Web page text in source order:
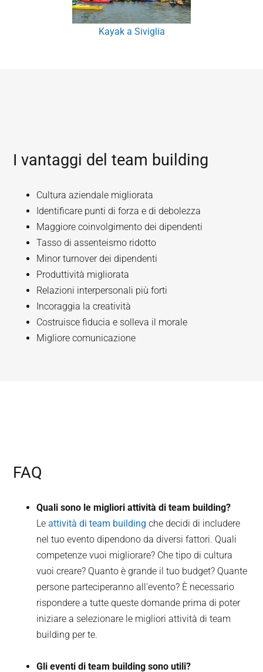
Kayak a Siviglia
I vantaggi del team building
Cultura aziendale migliorata
Identificare punti di forza e di debolezza
Maggiore coinvolgimento dei dipendenti
Tasso di assenteismo ridotto
Minor turnover dei dipendenti
Produttività migliorata
Relazioni interpersonali più forti
Incoraggia la creatività
Costruisce fiducia e solleva il morale
Migliore comunicazione
FAQ
Quali sono le migliori attività di team building?
Leattività di team building che decidi di includere
nel tuo evento dipendono da diversi fattori. Quali
competenze vuoi migliorare? Che tipo di cultura
vuoi creare? Quanto è grande il tuo budget? Quante
persone parteciperanno all'evento? È necessario
rispondere a tutte queste domande prima di poter
iniziare a selezionare le migliori attività di team
building per te.
Gli eventi di team building sono utili?